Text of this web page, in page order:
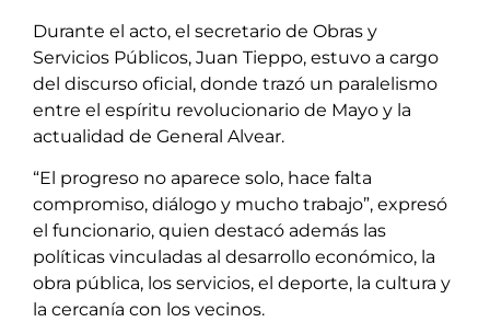
Durante el acto, el secretario de Obras y
Servicios Públicos, Juan Tieppo, estuvo a cargo
del discurso oficial, donde trazó un paralelismo
entre el espíritu revolucionario de Mayo y la
actualidad de General Alvear.
“El progreso no aparece solo, hace falta
compromiso, diálogo y mucho trabajo”, expresó
el funcionario, quien destacó además las
políticas vinculadas al desarrollo económico, la
obra pública, los servicios, el deporte, la cultura y
la cercanía con los vecinos.